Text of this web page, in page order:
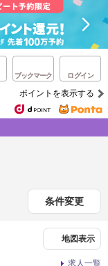
ブックマーク ログイン
ポイントを表示する
条件変更
地図表示
求人一覧